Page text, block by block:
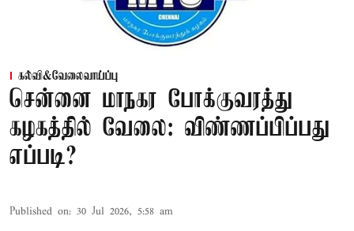
கல்வி&வேலைவாய்ப்பு
சென்னை மாநகர போக்குவரத்து
கழகத்தில் வேலை: விண்ணப்பிப்பது
எப்படி?
Published on: 30 Jul 2026, 5:58 am